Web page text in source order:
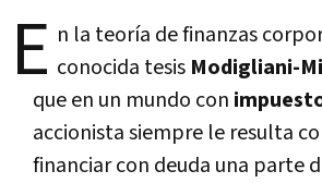
E n la teoría de finanzas
conocida tesis Modigliani-
que en un mundo con
accionista siempre le resulta
financiar con deuda una parte